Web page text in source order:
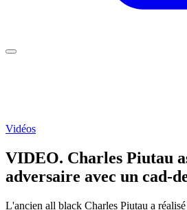
Vidéos
VIDEO. Charles Piutau
adversaire avec un cad-
L'ancien all black Charles Piutau a